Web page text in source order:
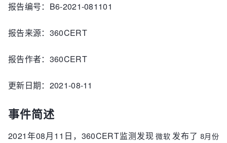
报告编号：B6-2021-081101
报告来源：360CERT
报告作者：360CERT
更新日期：2021-08-11
事件简述
2021年08月11日，360CERT监测发现 微软 发布了 8月份